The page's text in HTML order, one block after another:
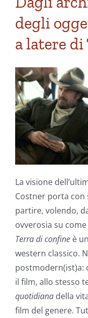
degli
a latere
La visione
Costner porta con
partire, volendo,
ovverosia su
Terra di confine è
western classico.
postmodern(ist)a:
il film, allo stesso
quotidiana della
film del genere.